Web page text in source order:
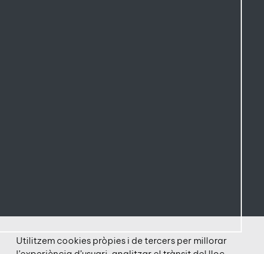
Utilitzem cookies pròpies i de tercers per millorar